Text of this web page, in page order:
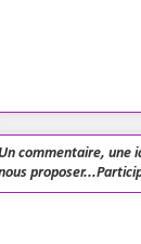
Un commentaire, une